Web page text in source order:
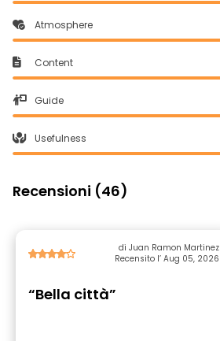
Atmosphere
Content
Guide
Usefulness
Recensioni (46)
di Juan Ramon Martinez
Recensito l’ Aug 05, 2026
“Bella città”